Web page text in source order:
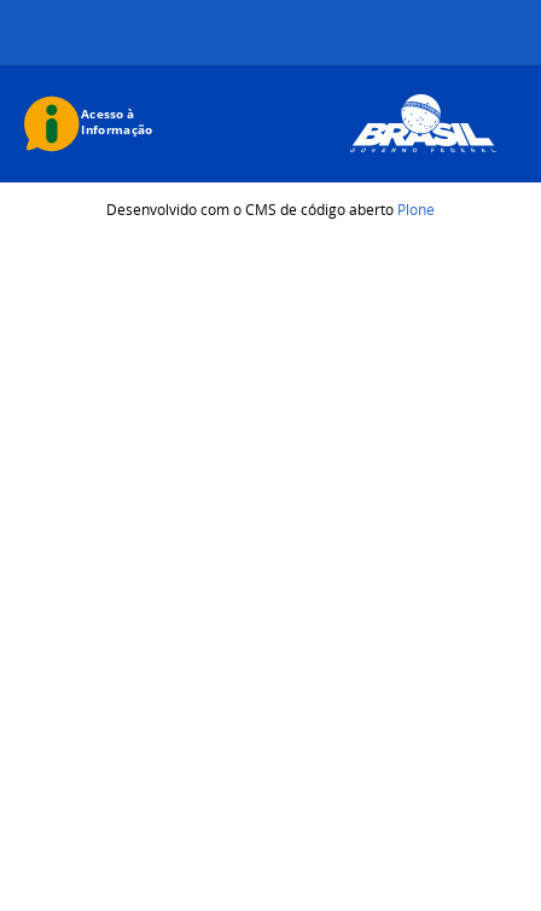
Desenvolvido com o CMS de código aberto Plone